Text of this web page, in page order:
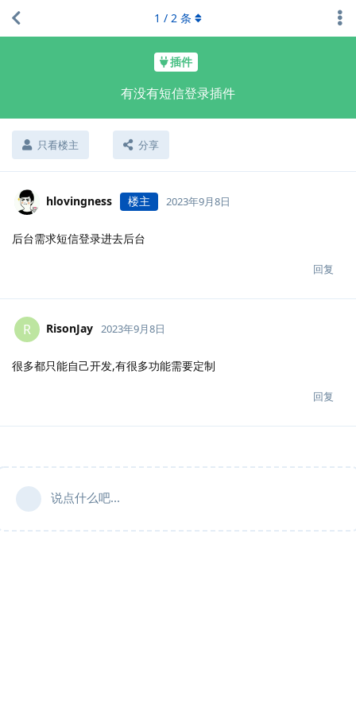
插件
有没有短信登录插件
只看楼主 分享
1 / 2 条
hlovingness 楼主 2023年9月8日
后台需求短信登录进去后台
回复
R RisonJay 2023年9月8日
很多都只能自己开发,有很多功能需要定制
回复
说点什么吧...